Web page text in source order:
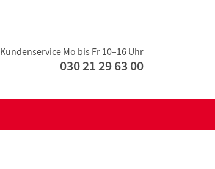
Kundenservice Mo bis Fr 10–16 Uhr
030 21 29 63 00